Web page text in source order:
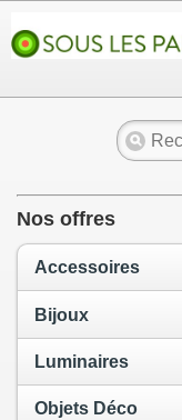
Nos offres
Accessoires
Bijoux
Luminaires
Objets Déco